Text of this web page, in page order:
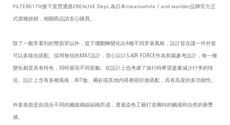
FILTER017®旗下直營通路CREALIVE Dept.為日本meanswhile / and wander品牌官方正
式授權經銷，相關商品請安心購買。
除了一般常看到的雙面穿以外，從下擺翻轉變化出4種不同穿著風格，設計旨在讓一件外套
可以多樣化搭配。 採用無領的MA1設計，背心以U.S.AIR FORCE作為剪裁參考設計，每一種
變化都是具有特色，同時展現不同面貌。 在設計上也考慮了旅行時希望盡量減少行李的情
況。 設計上含有多種風格，和T恤、襯衫或其他內搭都很好做搭配，具有高度的多功能性。
外套表面是由混合不同的纖維織線組織而成，透過染色工藝打造獨特的觸感和自然的垂墜
感。